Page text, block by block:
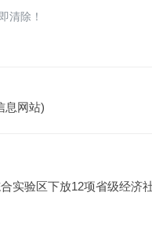
清除！
息网站)
实验区下放12项省级经济